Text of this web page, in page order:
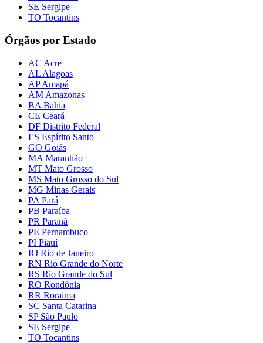
SE Sergipe
TO Tocantins
Órgãos por Estado
AC Acre
AL Alagoas
AP Amapá
AM Amazonas
BA Bahia
CE Ceará
DF Distrito Federal
ES Espírito Santo
GO Goiás
MA Maranhão
MT Mato Grosso
MS Mato Grosso do Sul
MG Minas Gerais
PA Pará
PB Paraíba
PR Paraná
PE Pernambuco
PI Piauí
RJ Rio de Janeiro
RN Rio Grande do Norte
RS Rio Grande do Sul
RO Rondônia
RR Roraima
SC Santa Catarina
SP São Paulo
SE Sergipe
TO Tocantins